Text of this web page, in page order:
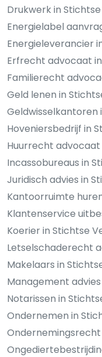
Drukwerk in
Energielabel
Energieleverancier
Erfrecht advocaat
Familierecht
Geld lenen in
Geldwisselkantoren
Hoveniersbedrijf in
Huurrecht
Incassobureaus in
Juridisch advies in
Kantoorruimte
Klantenservice
Koerier in Stichtse
Letselschaderecht
Makelaars in
Management
Notarissen in
Ondernemen in